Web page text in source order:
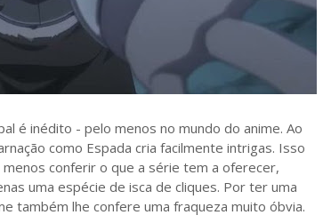
é inédito - pelo menos no mundo do anime. Ao
como Espada cria facilmente intrigas. Isso
conferir o que a série tem a oferecer,
uma espécie de isca de cliques. Por ter uma
também lhe confere uma fraqueza muito óbvia.